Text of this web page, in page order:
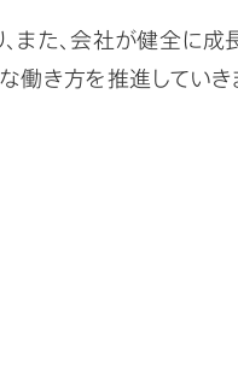
また、会社が健全に
働き方を推進していき